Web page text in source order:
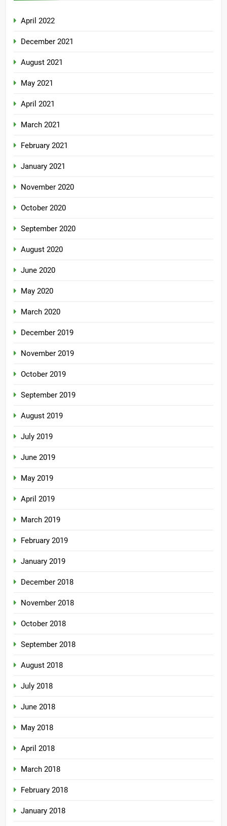
April 2022
December 2021
August 2021
May 2021
April 2021
March 2021
February 2021
January 2021
November 2020
October 2020
September 2020
August 2020
June 2020
May 2020
March 2020
December 2019
November 2019
October 2019
September 2019
August 2019
July 2019
June 2019
May 2019
April 2019
March 2019
February 2019
January 2019
December 2018
November 2018
October 2018
September 2018
August 2018
July 2018
June 2018
May 2018
April 2018
March 2018
February 2018
January 2018